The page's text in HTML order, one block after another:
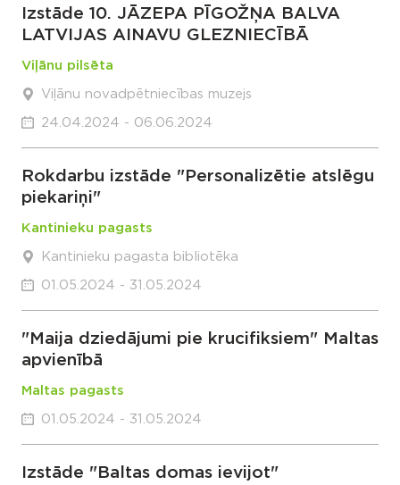
Izstāde 10. JĀZEPA PĪGOŽŅA BALVA
LATVIJAS AINAVU GLEZNIECĪBĀ
Viļānu pilsēta
Viļānu novadpētniecības muzejs
24.04.2024 - 06.06.2024
Rokdarbu izstāde "Personalizētie atslēgu
piekariņi"
Kantinieku pagasts
Kantinieku pagasta bibliotēka
01.05.2024 - 31.05.2024
"Maija dziedājumi pie krucifiksiem" Maltas
apvienībā
Maltas pagasts
01.05.2024 - 31.05.2024
Izstāde "Baltas domas ievijot"